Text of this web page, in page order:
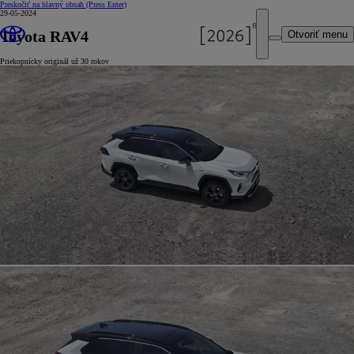
Preskočiť na hlavný obsah (Press Enter)
Otvoriť menu
29-05-2024
Toyota RAV4
Priekopnícky originál už 30 rokov